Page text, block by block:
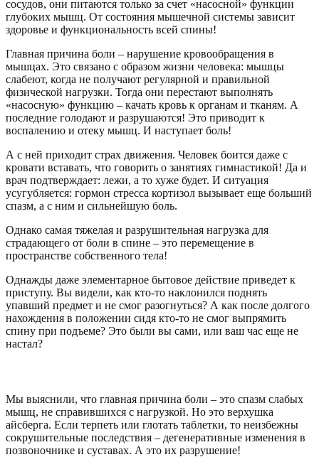
сосудов, они питаются только за счет «насосной» функции
глубоких мышц. От состояния мышечной системы зависит
здоровье и функциональность всей спины!
Главная причина боли – нарушение кровообращения в
мышцах. Это связано с образом жизни человека: мышцы
слабеют, когда не получают регулярной и правильной
физической нагрузки. Тогда они перестают выполнять
«насосную» функцию – качать кровь к органам и тканям. А
последние голодают и разрушаются! Это приводит к
воспалению и отеку мышц. И наступает боль!
А с ней приходит страх движения. Человек боится даже с
кровати вставать, что говорить о занятиях гимнастикой! Да и
врач подтверждает: лежи, а то хуже будет. И ситуация
усугубляется: гормон стресса кортизол вызывает еще больший
спазм, а с ним и сильнейшую боль.
Однако самая тяжелая и разрушительная нагрузка для
страдающего от боли в спине – это перемещение в
пространстве собственного тела!
Однажды даже элементарное бытовое действие приведет к
приступу. Вы видели, как кто-то наклонился поднять
упавший предмет и не смог разогнуться? А как после долгого
нахождения в положении сидя кто-то не смог выпрямить
спину при подъеме? Это были вы сами, или ваш час еще не
настал?
Мы выяснили, что главная причина боли – это спазм слабых
мышц, не справившихся с нагрузкой. Но это верхушка
айсберга. Если терпеть или глотать таблетки, то неизбежны
сокрушительные последствия – дегенеративные изменения в
позвоночнике и суставах. А это их разрушение!